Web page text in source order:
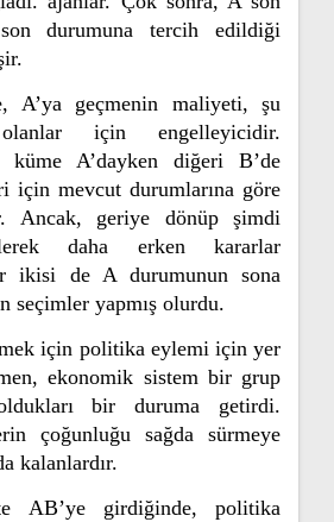
durumuna tercih edildiği
A’ya geçmenin maliyeti, şu
için engelleyicidir.
küme A’dayken diğeri B’de
için mevcut durumlarına göre
Ancak, geriye dönüp şimdi
daha erken kararlar
ikisi de A durumunun sona
seçimler yapmış olurdu.
için politika eylemi için yer
ekonomik sistem bir grup
bir duruma getirdi.
çoğunluğu sağda sürmeye
kalanlardır.
AB’ye girdiğinde, politika